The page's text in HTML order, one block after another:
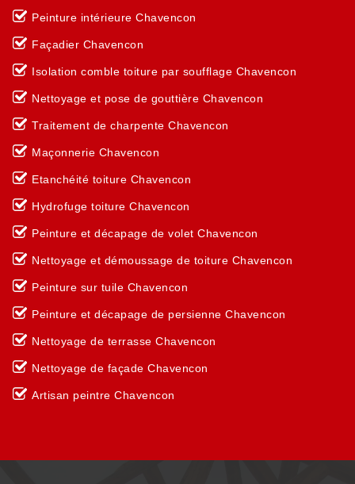
Peinture intérieure Chavencon
Façadier Chavencon
Isolation comble toiture par soufflage Chavencon
Nettoyage et pose de gouttière Chavencon
Traitement de charpente Chavencon
Maçonnerie Chavencon
Etanchéité toiture Chavencon
Hydrofuge toiture Chavencon
Peinture et décapage de volet Chavencon
Nettoyage et démoussage de toiture Chavencon
Peinture sur tuile Chavencon
Peinture et décapage de persienne Chavencon
Nettoyage de terrasse Chavencon
Nettoyage de façade Chavencon
Artisan peintre Chavencon